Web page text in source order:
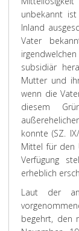
unbekannt
Inland
Vater
subsidiär
Mutter und
wenn die
diesem
konnte (SZ.
Mittel für den
Verfügung
erheblich
Laut der
begehrt, den